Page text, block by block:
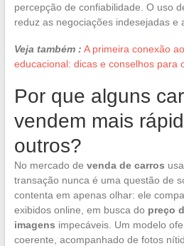
percepção de confiabilidade. O uso
reduz as negociações indesejadas e
Veja também : A primeira conexão
educacional: dicas e conselhos para
Por que alguns
vendem mais
outros?
No mercado de venda de carros
transação nunca é uma questão de
contenta em apenas olhar: ele
exibidos online, em busca do preço
imagens impecáveis. Um modelo
coerente, acompanhado de fotos